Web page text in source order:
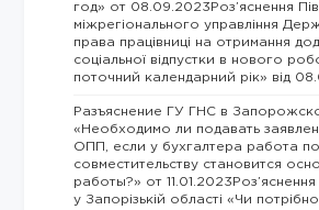
год» от 08.09.2023Роз’яснення
міжрегіонального управління
права працівниці на отримання
соціальної відпустки в нового
поточний календарний рік» від
Разъяснение ГУ ГНС в
«Необходимо ли подавать
ОПП, если у бухгалтера работа по
совместительству становится
работы?» от
у Запорізькій області «Чи